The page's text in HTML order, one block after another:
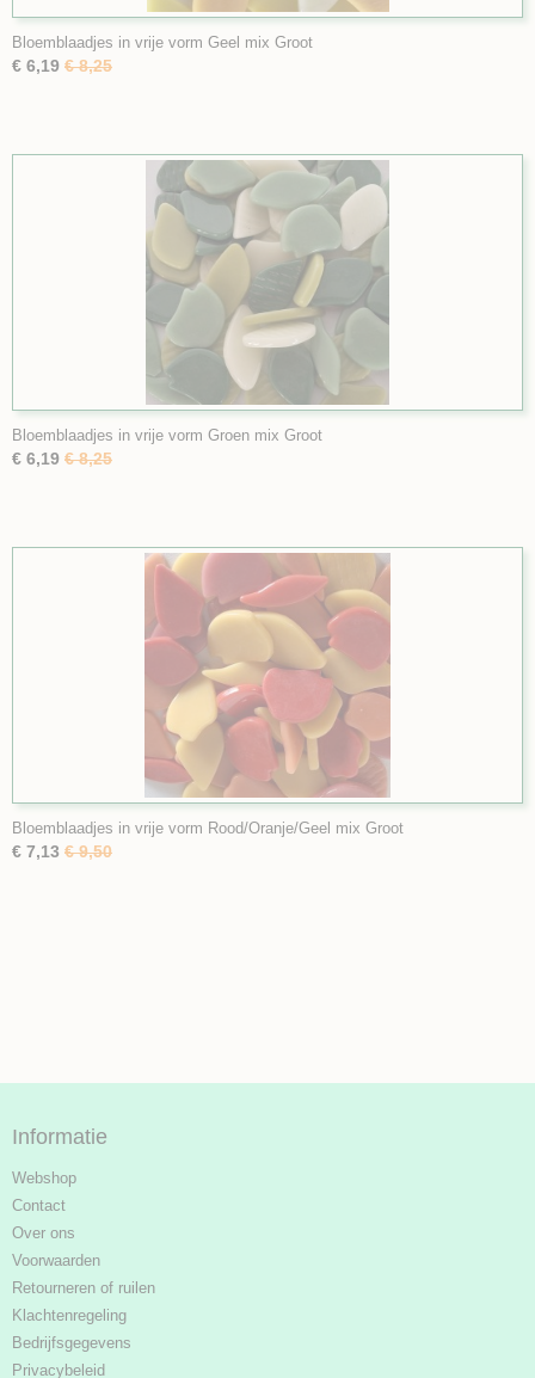
Bloemblaadjes in vrije vorm Geel mix Groot
€ 6,19 € 8,25
Bloemblaadjes in vrije vorm Groen mix Groot
€ 6,19 € 8,25
Bloemblaadjes in vrije vorm Rood/Oranje/Geel mix Groot
€ 7,13 € 9,50
Informatie
Webshop
Contact
Over ons
Voorwaarden
Retourneren of ruilen
Klachtenregeling
Bedrijfsgegevens
Privacybeleid